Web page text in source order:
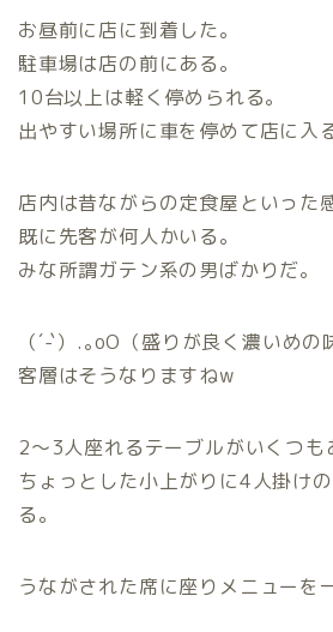
お昼前に店に到着した。
駐車場は店の前にある。
10台以上は軽く停められる。
出やすい場所に車を停めて店に入る
店内は昔ながらの定食屋といった
既に先客が何人かいる。
みな所謂ガテン系の男ばかりだ。
（´-`）.｡oO（盛りが良く濃いめ
客層はそうなりますねw
2〜3人座れるテーブルがいくつも
ちょっとした小上がりに4人掛け
る。
うながされた席に座りメニューを